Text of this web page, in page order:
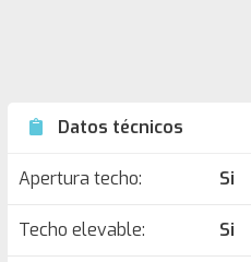
Datos técnicos
Apertura techo: Si
Techo elevable: Si